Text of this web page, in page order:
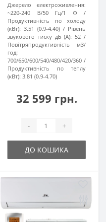
Джерело електроживлення:
~220-240 В/50 Гц/1 Ф
Продуктивність по холоду
(кВт): 3.51 (0.9-4.40)
Рівень
звукового тиску дБ (A): 52
Повітряпродуктивність м3/
год:
700/650/600/540/480/420/360
Продуктивність по теплу
(кВт): 3.81 (0.9-4.70)
32 599 грн.
- +
ДО КОШИКА